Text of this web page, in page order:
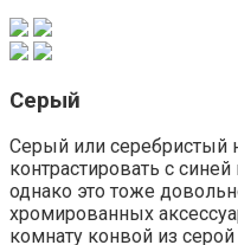
Серый
Серый или серебристый
контрастировать с
однако это тоже
хромированных
комнату конвой из серой